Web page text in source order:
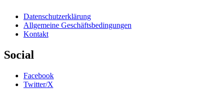
Datenschutzerklärung
Allgemeine Geschäftsbedingungen
Kontakt
Social
Facebook
Twitter/X